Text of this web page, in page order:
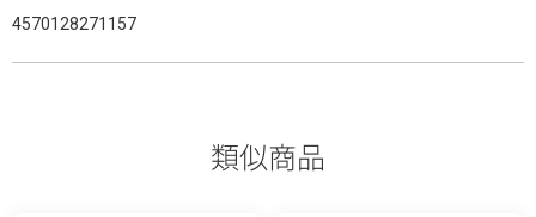
4570128271157
類似商品